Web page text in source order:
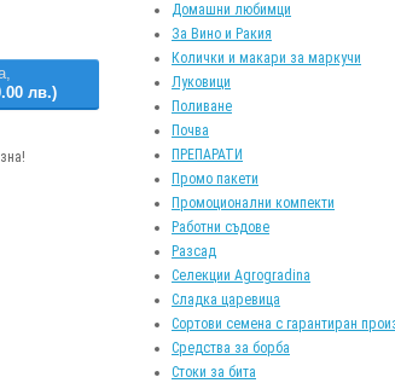
лв.)
Домашни любимци
За Вино и Ракия
Колички и макари за маркучи
Луковици
Поливане
Почва
ПРЕПАРАТИ
Промо пакети
Промоционални компекти
Работни съдове
Разсад
Селекции Agrogradina
Сладка царевица
Сортови семена с гарантиран
Средства за борба
Стоки за бита